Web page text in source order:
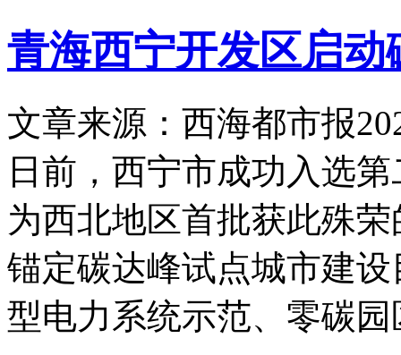
青海西宁开发区启
文章来源：西海都市报
日前，西宁市成功入选
为西北地区首批获此殊
锚定碳达峰试点城市建
型电力系统示范、零碳园